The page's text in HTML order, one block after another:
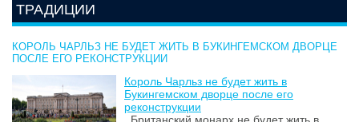
ТРАДИЦИИ
КОРОЛЬ ЧАРЛЬЗ НЕ БУДЕТ ЖИТЬ В БУКИНГЕМСКОМ ДВОРЦЕ
ПОСЛЕ ЕГО РЕКОНСТРУКЦИИ
Король Чарльз не будет жить в
Букингемском дворце после его
реконструкции